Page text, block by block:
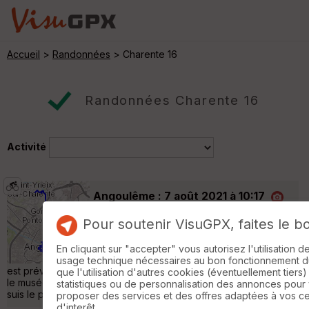
Accueil > Randonnées > Charente 16
Randonnées Charente 16
Activité
Angoulême : 7 août 2021 à 10:17
Cyclotourisme 28 km 380 m
Flow vélo jour 3 : ballade BD dans
Angoulême Pause aujourd'hui car le temps
est prévu à l'orage. En fait une radée que l'on évite en visitant
le musée de la bd (bon on l'a fait) puis relatif beau temps. On
suis le parcours du dépliant de l'Office du tourisme. »
Pour soutenir VisuGPX, faites le
En cliquant sur "accepter" vous autorisez l'utilisation
usage technique nécessaires au bon fonctionnement
que l'utilisation d'autres cookies (éventuellement
statistiques ou de personnalisation des annonces pour
proposer des services et des offres adaptées à vos